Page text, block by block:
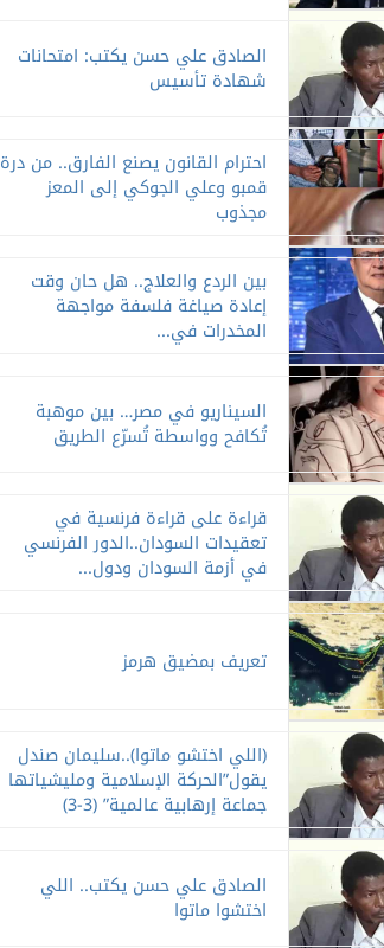
الصادق علي حسن يكتب: امتحانات
شهادة تأسيس
احترام القانون يصنع الفارق.. من درة
قمبو وعلي الجوكي إلى المعز
مجذوب
بين الردع والعلاج.. هل حان وقت
إعادة صياغة فلسفة مواجهة
المخدرات في...
السيناريو في مصر… بين موهبة
تُكافح وواسطة تُسرّع الطريق
قراءة على قراءة فرنسية في
تعقيدات السودان..الدور الفرنسي
في أزمة السودان ودول...
تعريف بمضيق هرمز
(اللي اختشو ماتوا)..سليمان صندل
يقول”الحركة الإسلامية ومليشياتها
جماعة إرهابية عالمية” (3-3)
الصادق علي حسن يكتب.. اللي
اختشوا ماتوا